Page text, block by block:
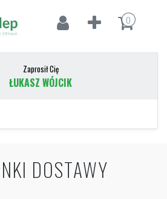
0
Zaprosił Cię
ŁUKASZ WÓJCIK
DOSTAWY